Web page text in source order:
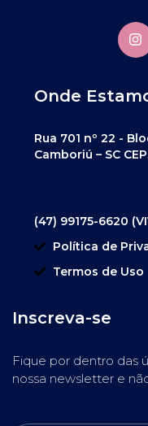
Onde
Rua 701 nº 22 -
Camboriú – SC
(47) 99175-6620
Política de
Termos de Uso
Inscreva-se
Fique por dentro das
nossa newsletter e